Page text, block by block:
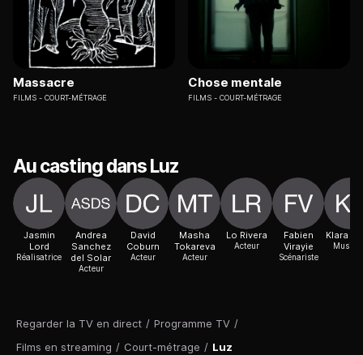
Regarder la TV en direct / Programme TV /
Films en streaming / Court-métrage / Luz
Massacre
FILMS COURT-MÉTRAGE
Chose mentale
FILMS COURT-MÉTRAGE
Au casting dans Luz
Jasmin
Lord
Réalisatrice
Andrea
Sanchez
del Solar
Acteur
David
Coburn
Acteur
Masha
Tokareva
Acteur
Lo Rivera
Acteur
Fabien
Virayie
Scénariste
Klara